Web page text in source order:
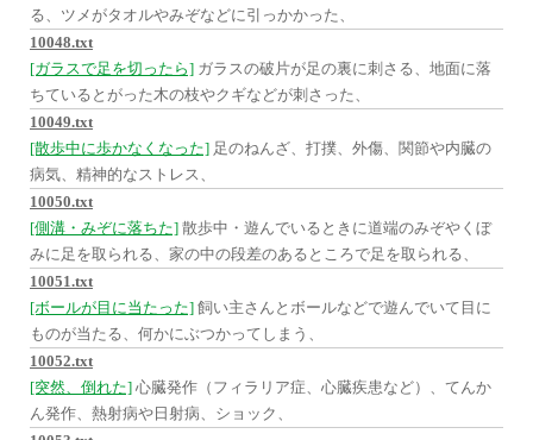
る、ツメがタオルやみぞなどに引っかかった、
10048.txt
[ガラスで足を切ったら] ガラスの破片が足の裏に刺さる、地面に落
ちているとがった木の枝やクギなどが刺さった、
10049.txt
[散歩中に歩かなくなった] 足のねんざ、打撲、外傷、関節や内臓の
病気、精神的なストレス、
10050.txt
[側溝・みぞに落ちた] 散歩中・遊んでいるときに道端のみぞやくぼ
みに足を取られる、家の中の段差のあるところで足を取られる、
10051.txt
[ボールが目に当たった] 飼い主さんとボールなどで遊んでいて目に
ものが当たる、何かにぶつかってしまう、
10052.txt
[突然、倒れた] 心臓発作（フィラリア症、心臓疾患など）、てんか
ん発作、熱射病や日射病、ショック、